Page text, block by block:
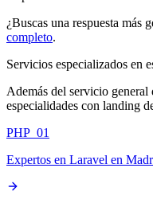
¿Buscas una respuesta más
completo.
Servicios especializados en
Además del servicio general
especialidades con landing
PHP_01
Expertos en Laravel en